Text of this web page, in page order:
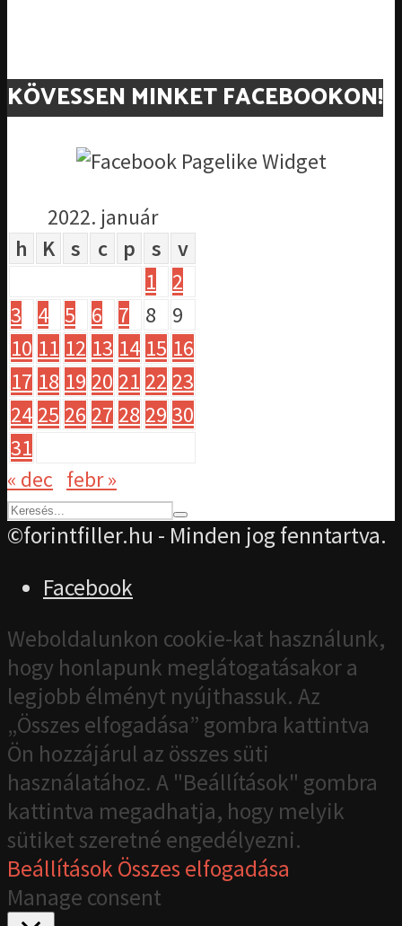
KÖVESSEN MINKET FACEBOOKON!
2022. január
h
K s c p s
v
1
2
3
4 5 6 7 8
9
10 11 12 13 14 15 16
17 18 19 20 21 22 23
24 25 26 27 28 29 30
31
« dec febr »
©forintfiller.hu - Minden jog fenntartva.
Facebook
Weboldalunkon cookie-kat használunk,
hogy honlapunk meglátogatásakor a
legjobb élményt nyújthassuk. Az
„Összes elfogadása” gombra kattintva
Ön hozzájárul az összes süti
használatához. A "Beállítások" gombra
kattintva megadhatja, hogy melyik
sütiket szeretné engedélyezni.
BeállításokÖsszes elfogadása
Manage consent